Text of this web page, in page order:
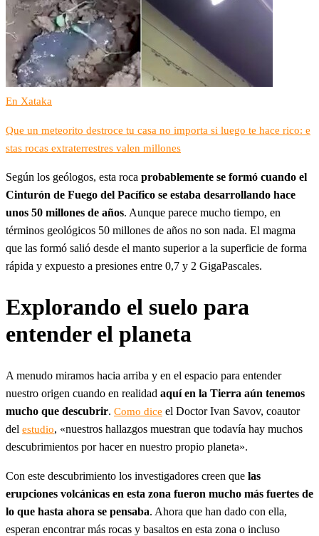
En Xataka
Que un meteorito destroce tu casa no importa si luego te hace rico: e
stas rocas extraterrestres valen millones
Según los geólogos, esta roca probablemente se formó cuando el
Cinturón de Fuego del Pacífico se estaba desarrollando hace
unos 50 millones de años. Aunque parece mucho tiempo, en
términos geológicos 50 millones de años no son nada. El magma
que las formó salió desde el manto superior a la superficie de forma
rápida y expuesto a presiones entre 0,7 y 2 GigaPascales.
Explorando el suelo para
entender el planeta
A menudo miramos hacia arriba y en el espacio para entender
nuestro origen cuando en realidad aquí en la Tierra aún tenemos
mucho que descubrir. Como dice el Doctor Ivan Savov, coautor
del estudio, «nuestros hallazgos muestran que todavía hay muchos
descubrimientos por hacer en nuestro propio planeta».
Con este descubrimiento los investigadores creen que las
erupciones volcánicas en esta zona fueron mucho más fuertes de
lo que hasta ahora se pensaba. Ahora que han dado con ella,
esperan encontrar más rocas y basaltos en esta zona o incluso